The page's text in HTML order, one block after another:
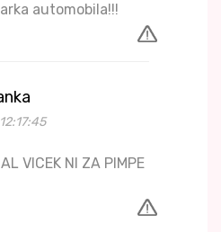
automobila!!!
VICEK NI ZA PIMPE